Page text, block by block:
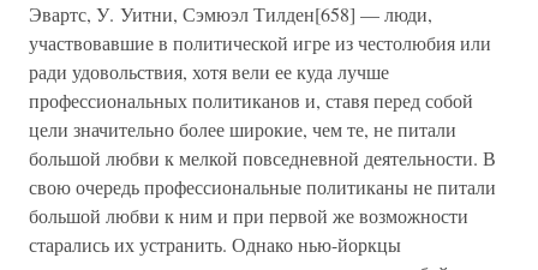
Эвартс, У. Уитни, Сэмюэл Тилден[658] — люди,
участвовавшие в политической игре из честолюбия или
ради удовольствия, хотя вели ее куда лучше
профессиональных политиканов и, ставя перед собой
цели значительно более широкие, чем те, не питали
большой любви к мелкой повседневной деятельности. В
свою очередь профессиональные политиканы не питали
большой любви к ним и при первой же возможности
старались их устранить. Однако нью-йоркцы